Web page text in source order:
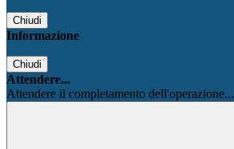
Chiudi
Informazione
Chiudi
Attendere...
Attendere il completamento dell'operazione...